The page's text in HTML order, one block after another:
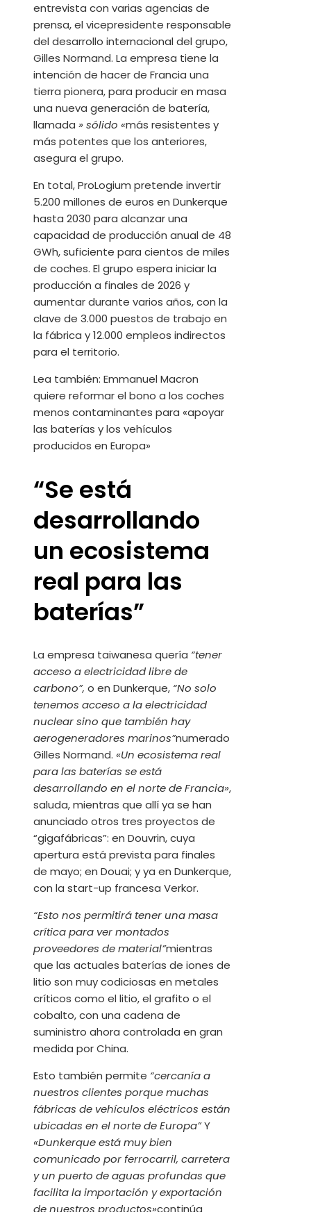
entrevista con varias agencias de
prensa, el vicepresidente responsable
del desarrollo internacional del grupo,
Gilles Normand. La empresa tiene la
intención de hacer de Francia una
tierra pionera, para producir en masa
una nueva generación de batería,
llamada » sólido «más resistentes y
más potentes que los anteriores,
asegura el grupo.
En total, ProLogium pretende invertir
5.200 millones de euros en Dunkerque
hasta 2030 para alcanzar una
capacidad de producción anual de 48
GWh, suficiente para cientos de miles
de coches. El grupo espera iniciar la
producción a finales de 2026 y
aumentar durante varios años, con la
clave de 3.000 puestos de trabajo en
la fábrica y 12.000 empleos indirectos
para el territorio.
Lea también: Emmanuel Macron
quiere reformar el bono a los coches
menos contaminantes para «apoyar
las baterías y los vehículos
producidos en Europa»
“Se está
desarrollando
un ecosistema
real para las
baterías”
La empresa taiwanesa quería “tener
acceso a electricidad libre de
carbono”, o en Dunkerque, “No solo
tenemos acceso a la electricidad
nuclear sino que también hay
aerogeneradores marinos”numerado
Gilles Normand. «Un ecosistema real
para las baterías se está
desarrollando en el norte de Francia»,
saluda, mientras que allí ya se han
anunciado otros tres proyectos de
“gigafábricas”: en Douvrin, cuya
apertura está prevista para finales
de mayo; en Douai; y ya en Dunkerque,
con la start-up francesa Verkor.
“Esto nos permitirá tener una masa
crítica para ver montados
proveedores de material”mientras
que las actuales baterías de iones de
litio son muy codiciosas en metales
críticos como el litio, el grafito o el
cobalto, con una cadena de
suministro ahora controlada en gran
medida por China.
Esto también permite “cercanía a
nuestros clientes porque muchas
fábricas de vehículos eléctricos están
ubicadas en el norte de Europa”Y
«Dunkerque está muy bien
comunicado por ferrocarril, carretera
y un puerto de aguas profundas que
facilita la importación y exportación
de nuestros productos»continúa